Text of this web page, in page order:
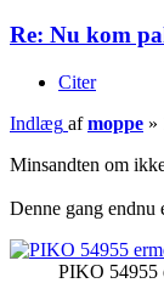
Re: Nu kom
Citer
Indlæg afmoppe »
Minsandten om
Denne gang
PIKO 54955